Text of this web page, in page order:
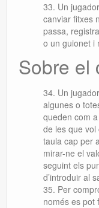
Un
canviar fitxes
passa,
o un guionet i
Sobre el
Un
algunes o
queden com
de les que
taula cap per
mirar-ne el
seguint els
d’introduir al
Per
només es pot